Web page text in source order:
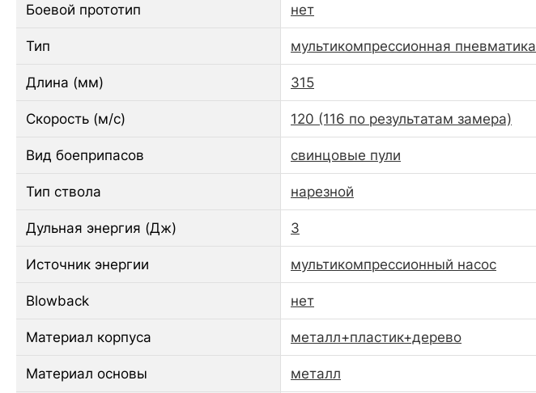
Боевой прототип нет
Тип мультикомпрессионная пневматика
Длина (мм) 315
Скорость (м/с) 120 (116 по результатам замера)
Вид боеприпасов свинцовые пули
Тип ствола нарезной
Дульная энергия (Дж) 3
Источник энергии мультикомпрессионный насос
Blowback нет
Материал корпуса металл+пластик+дерево
Материал основы металл